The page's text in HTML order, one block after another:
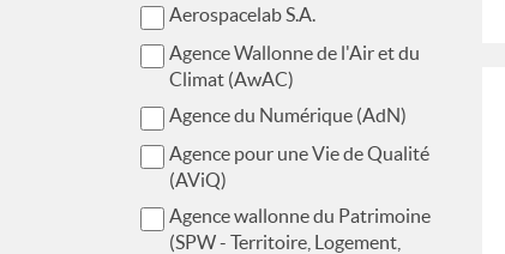
Aerospacelab S.A.
Agence Wallonne de l'Air et du
Climat (AwAC)
Agence du Numérique (AdN)
Agence pour une Vie de Qualité
(AViQ)
Agence wallonne du Patrimoine
(SPW - Territoire, Logement,